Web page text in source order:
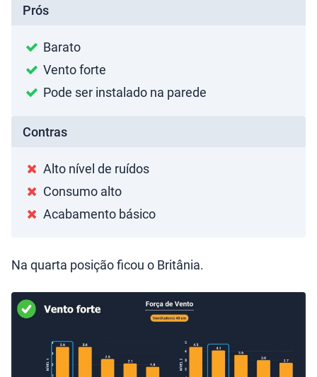
Prós
Barato
Vento forte
Pode ser instalado na parede
Contras
Alto nível de ruídos
Consumo alto
Acabamento básico
Na quarta posição ficou o Britânia.